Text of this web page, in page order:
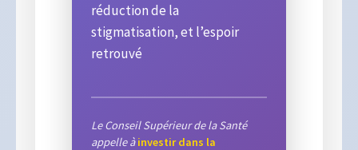
réduction de la
stigmatisation, et l’espoir
retrouvé
Le Conseil Supérieur de la Santé
appelle àinvestir dans la